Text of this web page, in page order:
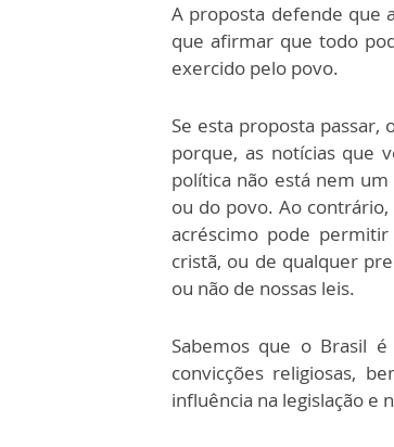
A proposta defende que
que afirmar que todo
exercido pelo povo.
Se esta proposta passar,
porque, as notícias que
política não está nem
ou do povo. Ao
acréscimo pode
cristã, ou de qualquer
ou não de nossas leis.
Sabemos que o Brasil
convicções religiosas,
influência na legislação e